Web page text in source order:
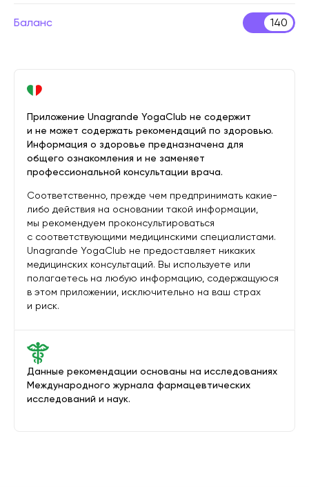
Баланс 140
Данные рекомендации основаны на исследованиях
Международного журнала фармацевтических
исследований и наук.
Приложение Unagrande YogaClub не содержит
и не может содержать рекомендаций по здоровью.
Информация о здоровье предназначена для
общего ознакомления и не заменяет
профессиональной консультации врача.
Соответственно, прежде чем предпринимать какие-
либо действия на основании такой информации,
мы рекомендуем проконсультироваться
с соответствующими медицинскими специалистами.
Unagrande YogaClub не предоставляет никаких
медицинских консультаций. Вы используете или
полагаетесь на любую информацию, содержащуюся
в этом приложении, исключительно на ваш страх
и риск.